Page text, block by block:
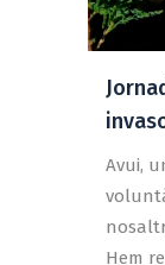
Avui,
Hem